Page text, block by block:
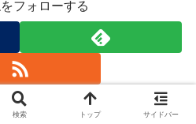
フォローする
とらまね
検索 トップ サイドバー